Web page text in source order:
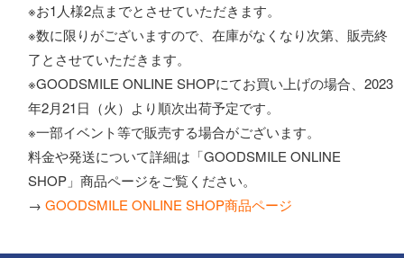
※お1人様2点までとさせていただきます。
※数に限りがございますので、在庫がなくなり次第、販売終
了とさせていただきます。
※GOODSMILE ONLINE SHOPにてお買い上げの場合、2023
年2月21日（火）より順次出荷予定です。
※一部イベント等で販売する場合がございます。
料金や発送について詳細は「GOODSMILE ONLINE
SHOP」商品ページをご覧ください。
→GOODSMILE ONLINE SHOP商品ページ